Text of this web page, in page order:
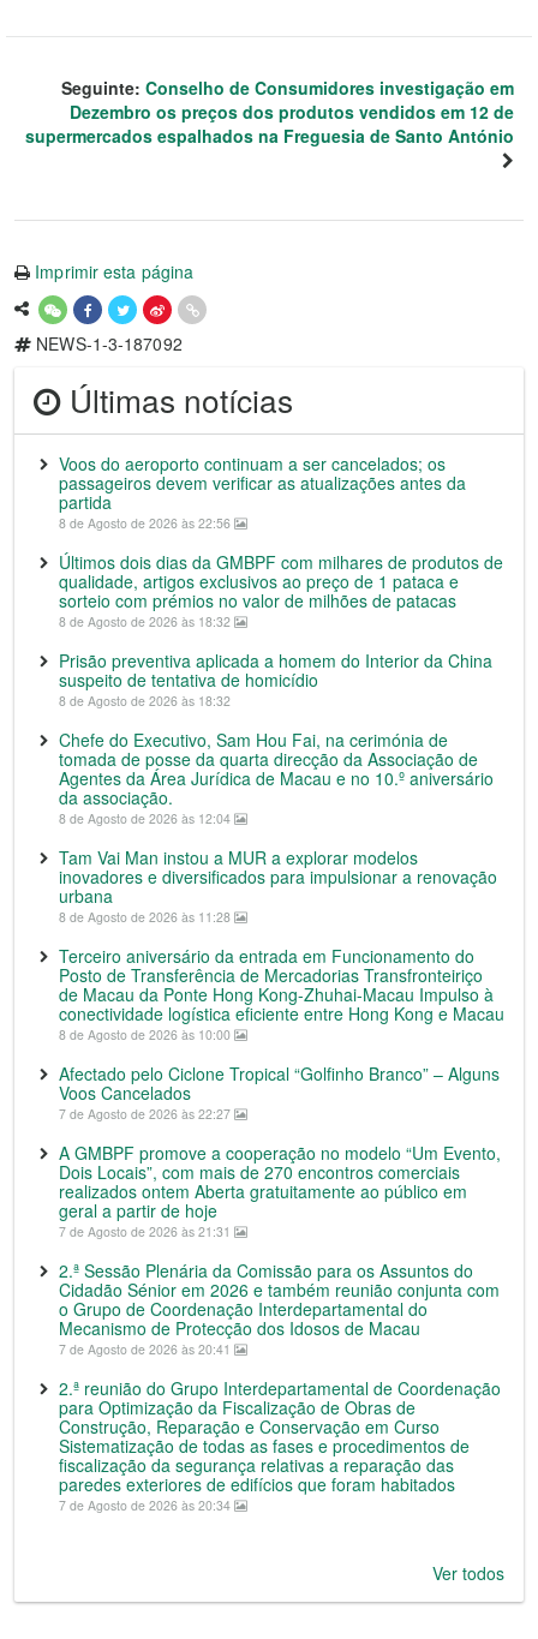
Seguinte: Conselho de Consumidores investigação em
Dezembro os preços dos produtos vendidos em 12 de
supermercados espalhados na Freguesia de Santo António
Imprimir esta página
NEWS-1-3-187092
Últimas notícias
Voos do aeroporto continuam a ser cancelados; os
passageiros devem verificar as atualizações antes da
partida
8 de Agosto de 2026 às 22:56
Últimos dois dias da GMBPF com milhares de produtos de
qualidade, artigos exclusivos ao preço de 1 pataca e
sorteio com prémios no valor de milhões de patacas
8 de Agosto de 2026 às 18:32
Prisão preventiva aplicada a homem do Interior da China
suspeito de tentativa de homicídio
8 de Agosto de 2026 às 18:32
Chefe do Executivo, Sam Hou Fai, na cerimónia de
tomada de posse da quarta direcção da Associação de
Agentes da Área Jurídica de Macau e no 10.º aniversário
da associação.
8 de Agosto de 2026 às 12:04
Tam Vai Man instou a MUR a explorar modelos
inovadores e diversificados para impulsionar a renovação
urbana
8 de Agosto de 2026 às 11:28
Terceiro aniversário da entrada em Funcionamento do
Posto de Transferência de Mercadorias Transfronteiriço
de Macau da Ponte Hong Kong-Zhuhai-Macau Impulso à
conectividade logística eficiente entre Hong Kong e Macau
8 de Agosto de 2026 às 10:00
Afectado pelo Ciclone Tropical “Golfinho Branco” – Alguns
Voos Cancelados
7 de Agosto de 2026 às 22:27
A GMBPF promove a cooperação no modelo “Um Evento,
Dois Locais”, com mais de 270 encontros comerciais
realizados ontem Aberta gratuitamente ao público em
geral a partir de hoje
7 de Agosto de 2026 às 21:31
2.ª Sessão Plenária da Comissão para os Assuntos do
Cidadão Sénior em 2026 e também reunião conjunta com
o Grupo de Coordenação Interdepartamental do
Mecanismo de Protecção dos Idosos de Macau
7 de Agosto de 2026 às 20:41
2.ª reunião do Grupo Interdepartamental de Coordenação
para Optimização da Fiscalização de Obras de
Construção, Reparação e Conservação em Curso
Sistematização de todas as fases e procedimentos de
fiscalização da segurança relativas a reparação das
paredes exteriores de edifícios que foram habitados
7 de Agosto de 2026 às 20:34
Ver todos